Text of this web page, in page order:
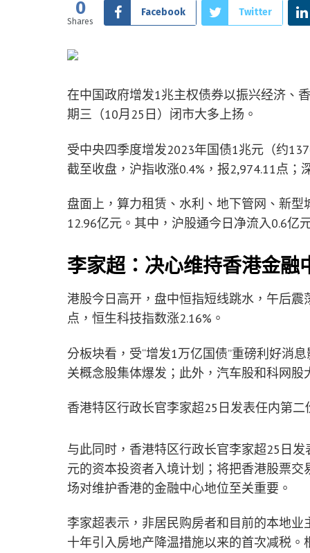
0
Shares
Facebook Twitter
在中国政府增发1兆主权债券以振兴经济、
期三（10月25日）闭市大多上扬。
受中央四季度增发2023年国债1兆元（约
截至收盘，沪指收涨0.4%，报2,974.11点；
盘面上，算力租赁、水利、地下管网、新
12.96亿元。其中，沪股通今日净流入0.6亿
李家超：决心维持香港金融
港股今日高开，盘中恒指短线跳水，午后震
点，恒生科技指数涨2.16%。
分板块看，受“增发1万亿国债”重磅利好消
关概念股集体爆发；此外，汽车股和科网股
香港特区行政长官李家超25日发表任内第二
与此同时，香港特区行政长官李家超25日
元的资本投资者入境计划；将把香港股票交
场对维护香港的金融中心地位至关重要。
李家超表示，非居民购房者和目前的本地
十年引入房地产降温措施以来的首次减税